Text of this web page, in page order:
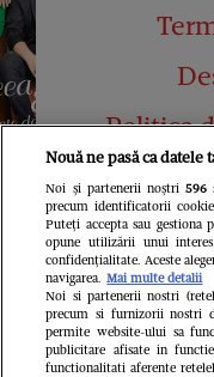
Politica
Nouă ne pasă ca datele
Noi și partenerii noștri 596
precum identificatorii
Puteți accepta sau gestiona
opune utilizării unui
confidențialitate. Aceste
navigarea. Mai multe detalii
Noi si partenerii nostri
precum si furnizorii nostri
permite website-ului sa
publicitare afisate in
functionalitati aferente